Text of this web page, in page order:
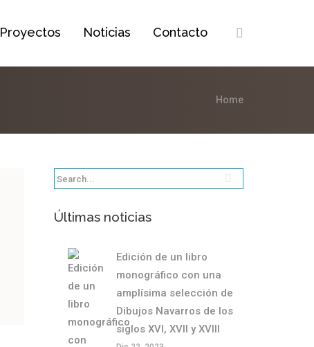
Proyectos Noticias Contacto
Home
Últimas noticias
Edición de un libro
monográfico con una
amplísima selección de
Dibujos Navarros de los
siglos XVI, XVII y XVIII